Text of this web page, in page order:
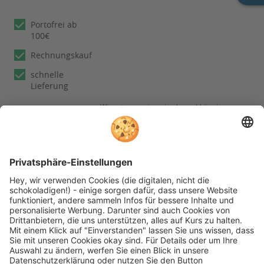
Portofrei ab
100€
Rechnungskauf
schnelle
Lieferung
Wir nutzen reviews.io als unabhängigen
Dienstleister für die Einholung von
Bewertungen. Erfahren Sie mehr unter
unserenInformationen zu
Kundenbewertungen
Folgen Sie rehashop auch auf folgenden Kanälen
* Alle Preise inkl. gesetzl. Mehrwertsteuer zzgl.